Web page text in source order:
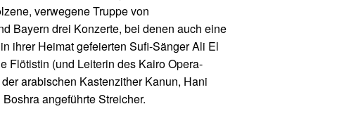
verwegene Truppe von
Bayern drei Konzerte, bei denen auch eine
ihrer Heimat gefeierten Sufi-Sänger Ali El
Flötistin (und Leiterin des Kairo Opera-
arabischen Kastenzither Kanun, Hani
angeführte Streicher.